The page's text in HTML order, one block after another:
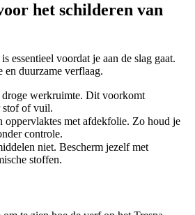
het schilderen van
essentieel voordat je aan de slag gaat.
duurzame verflaag.
droge werkruimte. Dit voorkomt
stof of vuil.
oppervlaktes met afdekfolie. Zo houd je
controle.
niet. Bescherm jezelf met
stoffen.